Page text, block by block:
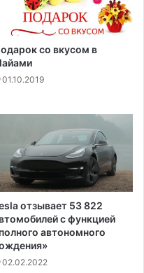
со вкусом в
01.10.2019
отзывает 53 822
с функцией
автономного
02.02.2022